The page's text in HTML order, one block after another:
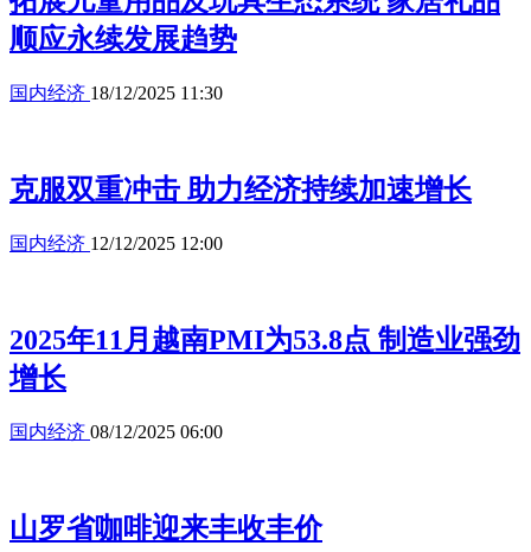
顺应永续发展趋势
国内经济 18/12/2025 11:30
克服双重冲击 助力经济持续加速增长
国内经济 12/12/2025 12:00
2025年11月越南PMI为53.8点 制造业强劲
增长
国内经济 08/12/2025 06:00
山罗省咖啡迎来丰收丰价